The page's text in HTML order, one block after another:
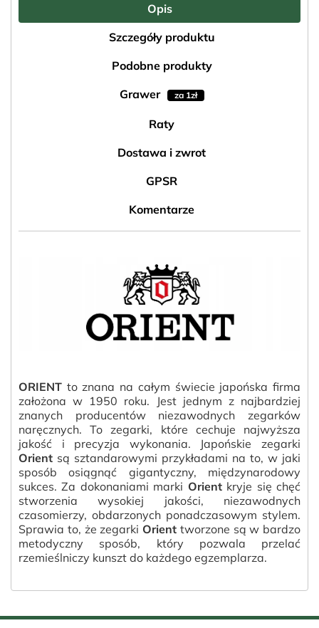
Opis
Szczegóły produktu
Podobne produkty
Grawer
za 1zł
Raty
Dostawa i zwrot
GPSR
Komentarze
ORIENT to znana na całym świecie japońska firma
założona w 1950 roku. Jest jednym z najbardziej
znanych producentów niezawodnych zegarków
naręcznych. To zegarki, które cechuje najwyższa
jakość i precyzja wykonania. Japońskie zegarki
Orient są sztandarowymi przykładami na to, w jaki
sposób osiągnąć gigantyczny, międzynarodowy
sukces. Za dokonaniami marki Orientkryje się chęć
stworzenia wysokiej jakości, niezawodnych
czasomierzy, obdarzonych ponadczasowym stylem.
Sprawia to, że zegarki Orient tworzone są w bardzo
metodyczny sposób, który pozwala przelać
rzemieślniczy kunszt do każdego egzemplarza.